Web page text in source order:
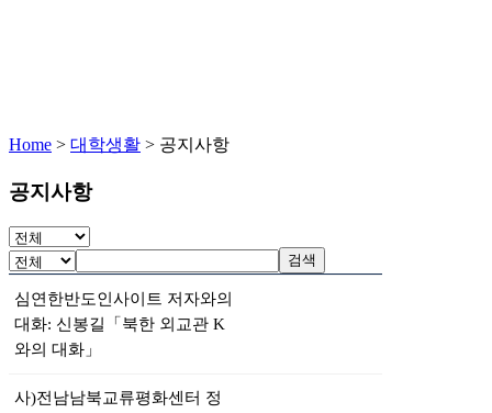
Home > 대학생활 > 공지사항
공지사항
검색
심연한반도인사이트 저자와의
대화: 신봉길「북한 외교관 K
와의 대화」
사)전남남북교류평화센터 정